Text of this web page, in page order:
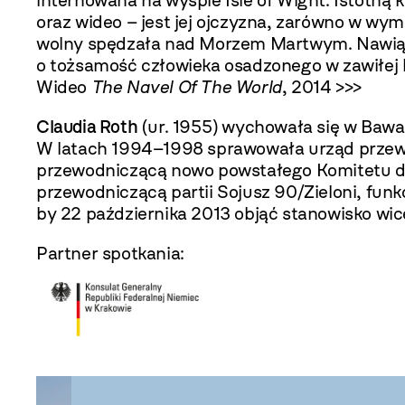
oraz wideo – jest jej ojczyzna, zarówno w
wolny spędzała nad Morzem Martwym.
o tożsamość człowieka osadzonego w
Wideo The Navel Of The World, 2014 >>>
Claudia Roth (ur. 1955) wychowała się w
W latach 1994–1998 sprawowała urząd
przewodniczącą nowo powstałego Komitetu
przewodniczącą partii Sojusz 90/Zieloni,
by 22 października 2013 objąć stanowisko
Partner spotkania: